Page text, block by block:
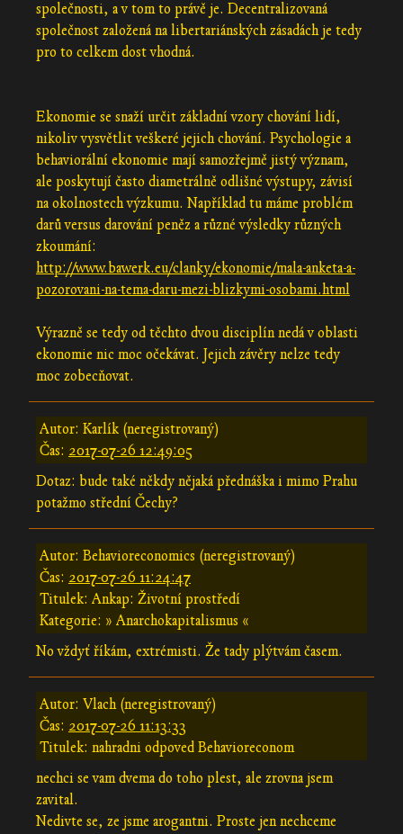
společnosti, a v tom to právě je. Decentralizovaná
společnost založená na libertariánských zásadách je tedy
pro to celkem dost vhodná.
Ekonomie se snaží určit základní vzory chování lidí,
nikoliv vysvětlit veškeré jejich chování. Psychologie a
behaviorální ekonomie mají samozřejmě jistý význam,
ale poskytují často diametrálně odlišné výstupy, závisí
na okolnostech výzkumu. Například tu máme problém
darů versus darování peněz a různé výsledky různých
zkoumání:
http://www.bawerk.eu/clanky/ekonomie/mala-anketa-a-
pozorovani-na-tema-daru-mezi-blizkymi-osobami.html
Výrazně se tedy od těchto dvou disciplín nedá v oblasti
ekonomie nic moc očekávat. Jejich závěry nelze tedy
moc zobecňovat.
Autor: Karlík (neregistrovaný)
Čas: 2017-07-26 12:49:05
Dotaz: bude také někdy nějaká přednáška i mimo Prahu
potažmo střední Čechy?
Autor: Behavioreconomics (neregistrovaný)
Čas: 2017-07-26 11:24:47
Titulek: Ankap: Životní prostředí
Kategorie: » Anarchokapitalismus «
No vždyť říkám, extrémisti. Že tady plýtvám časem.
Autor: Vlach (neregistrovaný)
Čas: 2017-07-26 11:13:33
Titulek: nahradni odpoved Behavioreconom
nechci se vam dvema do toho plest, ale zrovna jsem
zavital.
Nedivte se, ze jsme arogantni. Proste jen nechceme